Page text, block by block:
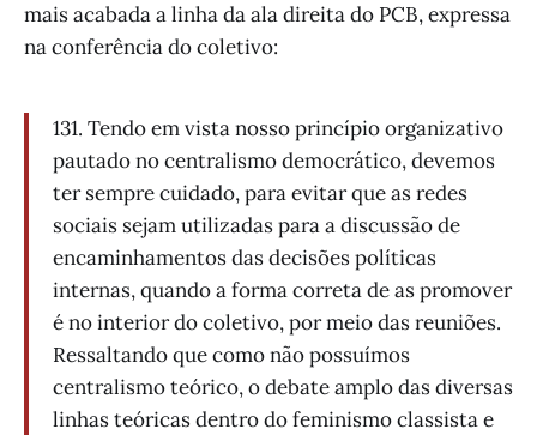
mais acabada a linha da ala direita do PCB, expressa
na conferência do coletivo:
131. Tendo em vista nosso princípio organizativo
pautado no centralismo democrático, devemos
ter sempre cuidado, para evitar que as redes
sociais sejam utilizadas para a discussão de
encaminhamentos das decisões políticas
internas, quando a forma correta de as promover
é no interior do coletivo, por meio das reuniões.
Ressaltando que como não possuímos
centralismo teórico, o debate amplo das diversas
linhas teóricas dentro do feminismo classista e